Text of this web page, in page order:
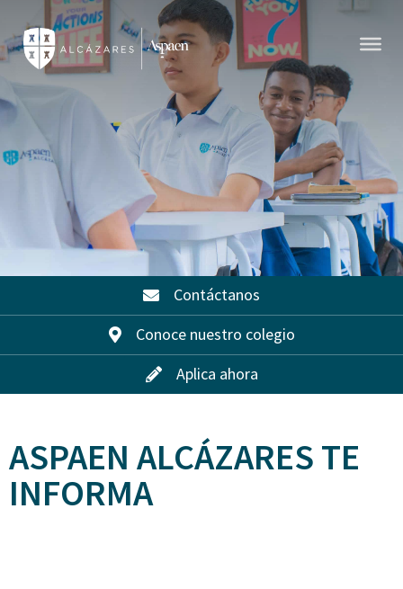
Contáctanos
Conoce nuestro colegio
Aplica ahora
ASPAEN ALCÁZARES TE
INFORMA